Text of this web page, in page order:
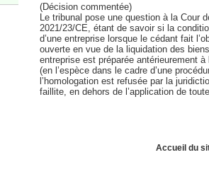
(Décision commentée)
Le tribunal pose une question à la Cour
2021/23/CE, étant de savoir si la
d’une entreprise lorsque le cédant fait
ouverte en vue de la liquidation des
entreprise est préparée antérieurement
(en l’espèce dans le cadre d’une
l’homologation est refusée par la
faillite, en dehors de l’application de
Accueil du